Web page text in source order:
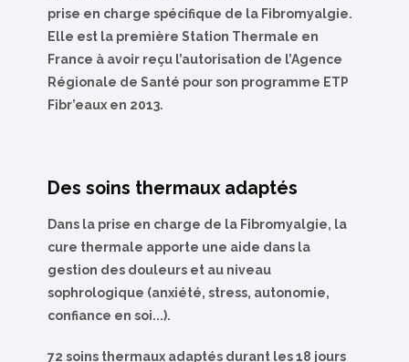
prise en charge spécifique de la Fibromyalgie.
Elle est la première Station Thermale en
France à avoir reçu l’autorisation de l’Agence
Régionale de Santé pour son programme ETP
Fibr’eaux en 2013.
Des soins thermaux adaptés
Dans la prise en charge de la Fibromyalgie, la
cure thermale apporte une aide dans la
gestion des douleurs et au niveau
sophrologique (anxiété, stress, autonomie,
confiance en soi...).
72 soins thermaux adaptés durant les 18 jours